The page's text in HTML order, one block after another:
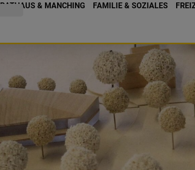
RATHAUS & MANCHING FAMILIE & SOZIALES